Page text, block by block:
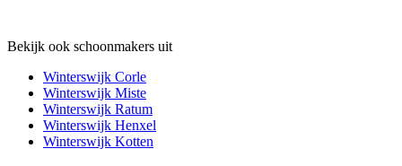
Bekijk ook schoonmakers uit
Winterswijk Corle
Winterswijk Miste
Winterswijk Ratum
Winterswijk Henxel
Winterswijk Kotten